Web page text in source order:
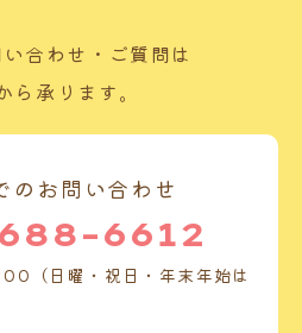
合わせ・ご質問は
ら承ります。
のお問い合わせ
6612
（日曜・祝日・年末年始は